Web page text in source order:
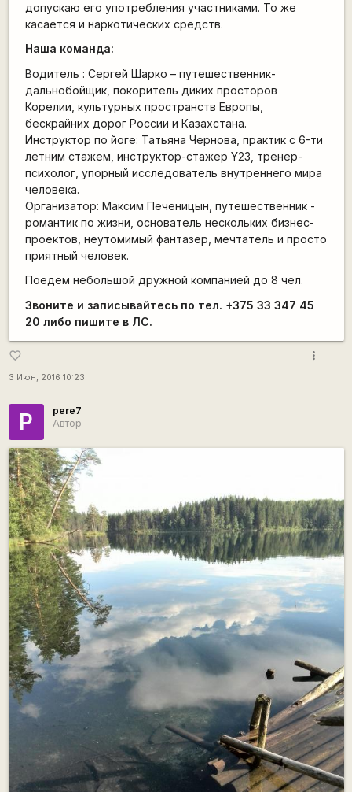
допускаю его употребления участниками. То же
касается и наркотических средств.
Наша команда:
Водитель : Сергей Шарко – путешественник-
дальнобойщик, покоритель диких просторов
Корелии, культурных пространств Европы,
бескрайних дорог России и Казахстана.
Инструктор по йоге: Татьяна Чернова, практик с 6-ти
летним стажем, инструктор-стажер Y23, тренер-
психолог, упорный исследователь внутреннего мира
человека.
Организатор: Максим Печеницын, путешественник -
романтик по жизни, основатель нескольких бизнес-
проектов, неутомимый фантазер, мечтатель и просто
приятный человек.
Поедем небольшой дружной компанией до 8 чел.
Звоните и записывайтесь по тел. +375 33 347 45
20 либо пишите в ЛС.
favorite_border
3 Июн, 2016 10:23
more_vert
P
pere7
Автор